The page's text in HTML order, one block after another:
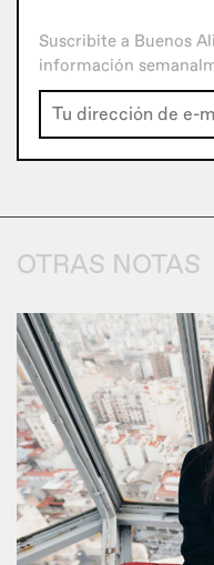
Suscribite a Buenos
información
OTRAS NOTAS